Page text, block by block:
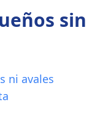
sin
ni avales